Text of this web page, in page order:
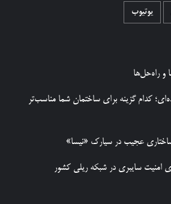
یوتیوب
و راه‌حل‌ها
کدام گزینه برای ساختمان شما مناسب‌تر
عجیب در سیارک «نیسا»
امنیت سایبری در شبکه ریلی کشور